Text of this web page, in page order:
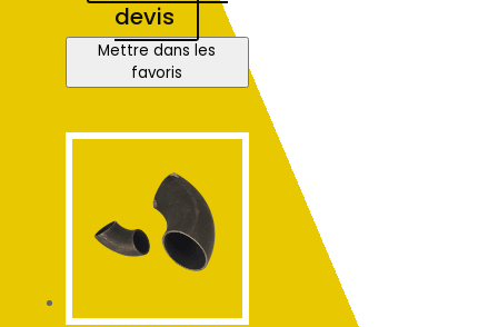
devis
Mettre dans les
favoris